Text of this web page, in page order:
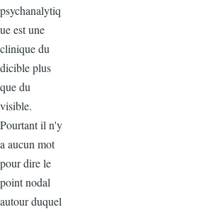
psychanalytiq
ue est une
clinique du
dicible plus
que du
visible.
Pourtant il n'y
a aucun mot
pour dire le
point nodal
autour duquel